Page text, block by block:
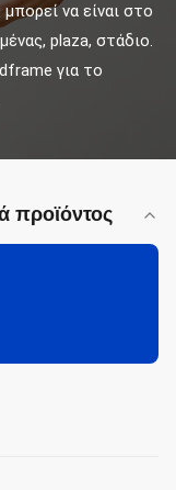
να είναι στο
plaza, στάδιο.
για το
προϊόντος